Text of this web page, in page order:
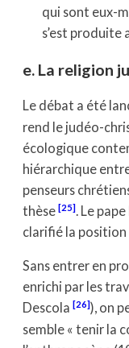
qui sont eux-
s’est produite
e. La religion
Le débat a été
rend le judéo-
écologique
hiérarchique
penseurs
thèse [25]. Le
clarifié la position
Sans entrer en
enrichi par les
Descola [26]), on
semble « tenir la